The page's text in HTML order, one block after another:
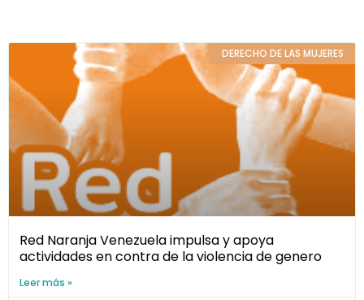
DERECHO DE LAS MUJERES
Red Naranja Venezuela impulsa y apoya
actividades en contra de la violencia de genero
Leer más »